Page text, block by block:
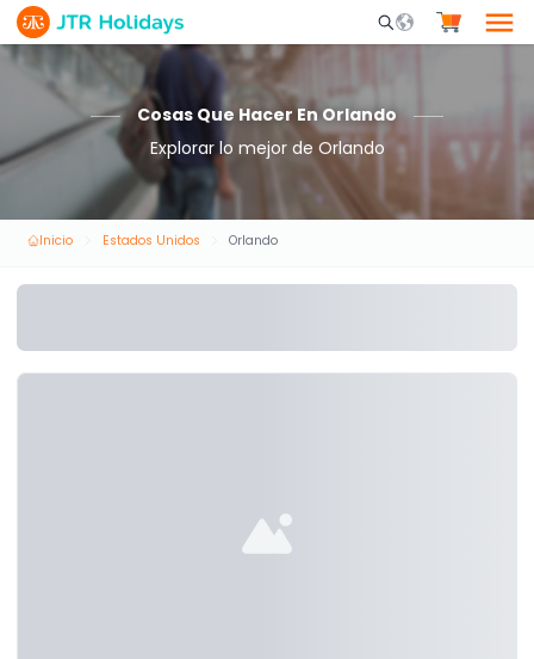
Mobile Search
Cosas Que Hacer En Orlando
Explorar lo mejor de Orlando
Inicio Estados Unidos Orlando